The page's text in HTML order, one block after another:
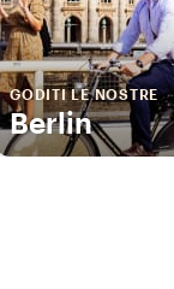
GODITI LE NOSTRE
Berlin